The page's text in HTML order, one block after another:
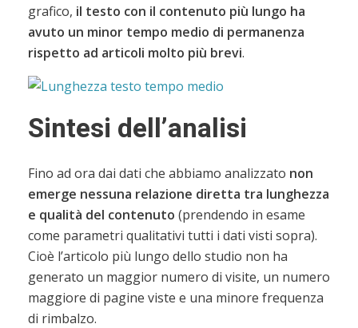
grafico, il testo con il contenuto più lungo ha
avuto un minor tempo medio di permanenza
rispetto ad articoli molto più brevi.
Sintesi dell’analisi
Fino ad ora dai dati che abbiamo analizzato non
emerge nessuna relazione diretta tra lunghezza
e qualità del contenuto (prendendo in esame
come parametri qualitativi tutti i dati visti sopra).
Cioè l’articolo più lungo dello studio non ha
generato un maggior numero di visite, un numero
maggiore di pagine viste e una minore frequenza
di rimbalzo.